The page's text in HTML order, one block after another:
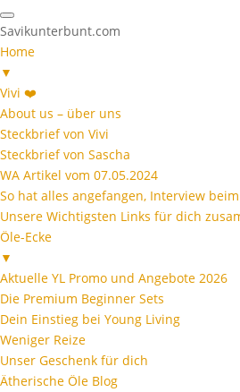
Savikunterbunt.com
Home
▼
Vivi ❤️
About us – über uns
Steckbrief von Vivi
Steckbrief von Sascha
WA Artikel vom 07.05.2024
So hat alles angefangen, Interview beim
Unsere Wichtigsten Links für dich
Öle-Ecke
▼
Aktuelle YL Promo und Angebote 2026
Die Premium Beginner Sets
Dein Einstieg bei Young Living
Weniger Reize
Unser Geschenk für dich
Ätherische Öle Blog